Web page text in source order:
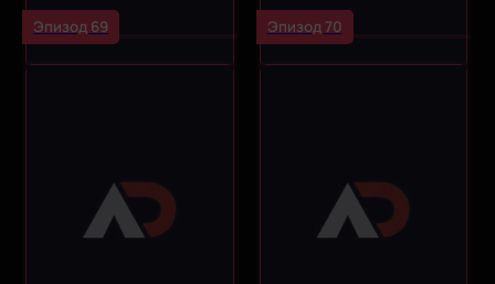
Эпизод 69 Эпизод 70